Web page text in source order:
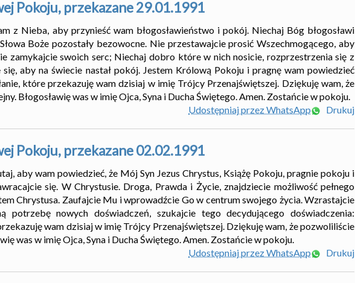
Pokoju, przekazane 29.01.1991
z Nieba, aby przynieść wam błogosławieństwo i pokój. Niechaj Bóg błogosławi
Boże pozostały bezowocne. Nie przestawajcie prosić Wszechmogącego, aby
zamykajcie swoich serc; Niechaj dobro które w nich nosicie, rozprzestrzenia się z
aby na świecie nastał pokój. Jestem Królową Pokoju i pragnę wam powiedzieć
które przekazuję wam dzisiaj w imię Trójcy Przenajświętszej. Dziękuję wam, że
Błogosławię was w imię Ojca, Syna i Ducha Świętego. Amen. Zostańcie w pokoju.
Udostępniaj przez WhatsApp
Drukuj
Pokoju, przekazane 02.02.1991
aby wam powiedzieć, że Mój Syn Jezus Chrystus, Książę Pokoju, pragnie pokoju i
się. W Chrystusie. Droga, Prawda i Życie, znajdziecie możliwość pełnego
Chrystusa. Zaufajcie Mu i wprowadźcie Go w centrum swojego życia. Wzrastajcie
nowych doświadczeń, szukajcie tego decydującego doświadczenia:
wam dzisiaj w imię Trójcy Przenajświętszej. Dziękuję wam, że pozwoliliście
was w imię Ojca, Syna i Ducha Świętego. Amen. Zostańcie w pokoju.
Udostępniaj przez WhatsApp
Drukuj